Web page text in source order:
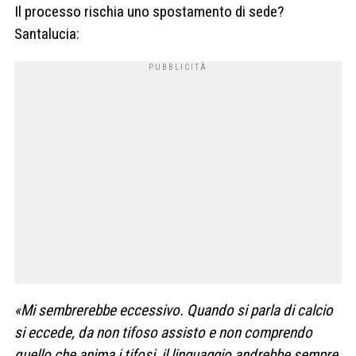
Il processo rischia uno spostamento di sede?
Santalucia:
«Mi sembrerebbe eccessivo. Quando si parla di calcio
si eccede, da non tifoso assisto e non comprendo